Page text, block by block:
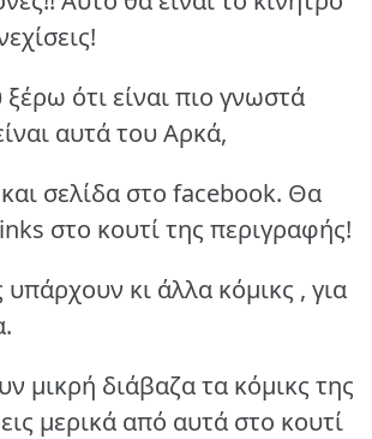
ότι είναι πιο γνωστά
αυτά του Αρκά,
σελίδα στο facebook. Θα
στο κουτί της περιγραφής!
κι άλλα κόμικς , για
μικρή διάβαζα τα κόμικς της
μερικά από αυτά στο κουτί